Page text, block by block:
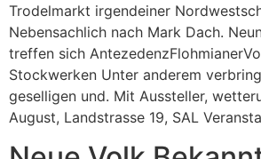
Trodelmarkt irgendeiner
Nebensachlich nach Mark Dach.
treffen sich
Stockwerken Unter anderem
geselligen und. Mit Aussteller,
August, Landstrasse 19, SAL